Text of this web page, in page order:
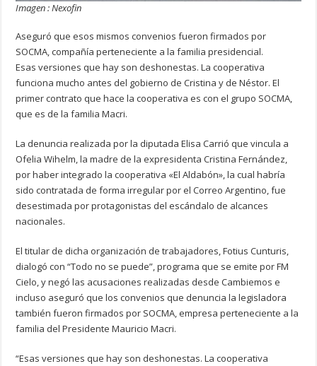
Imagen : Nexofin
Aseguró que esos mismos convenios fueron firmados por
SOCMA, compañía perteneciente a la familia presidencial.
Esas versiones que hay son deshonestas. La cooperativa
funciona mucho antes del gobierno de Cristina y de Néstor. El
primer contrato que hace la cooperativa es con el grupo SOCMA,
que es de la familia Macri.
La denuncia realizada por la diputada Elisa Carrió que vincula a
Ofelia Wihelm, la madre de la expresidenta Cristina Fernández,
por haber integrado la cooperativa «El Aldabón», la cual habría
sido contratada de forma irregular por el Correo Argentino, fue
desestimada por protagonistas del escándalo de alcances
nacionales.
El titular de dicha organización de trabajadores, Fotius Cunturis,
dialogó con “Todo no se puede”, programa que se emite por FM
Cielo, y negó las acusaciones realizadas desde Cambiemos e
incluso aseguró que los convenios que denuncia la legisladora
también fueron firmados por SOCMA, empresa perteneciente a la
familia del Presidente Mauricio Macri.
“Esas versiones que hay son deshonestas. La cooperativa